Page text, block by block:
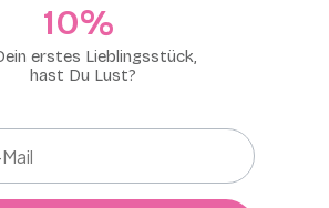
10%​
erstes Lieblingsstück,
hast Du Lust?